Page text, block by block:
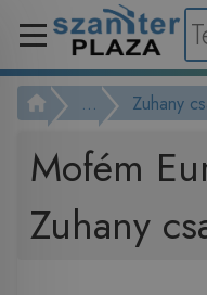
... Zuhany
Mofém
Zuhany